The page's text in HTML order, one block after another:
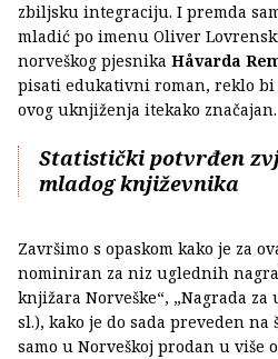
zbiljsku integraciju. I premda
mladić po imenu Oliver
norveškog pjesnika Håvarda
pisati edukativni roman, reklo bi
ovog uknjiženja itekako značajan.
Statistički potvrđen
mladog književnika
Završimo s opaskom kako je za
nominiran za niz uglednih
knjižara Norveške“, „Nagrada za
sl.), kako je do sada preveden na
samo u Norveškoj prodan u više